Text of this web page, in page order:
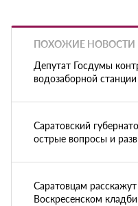
ПОХОЖИЕ НОВОСТИ
Депутат Госдумы
водозаборной
Саратовский
острые вопросы и
Саратовцам
Воскресенском